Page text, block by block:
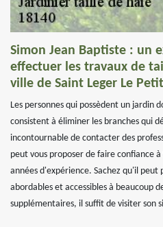
Simon Jean Baptiste : un
effectuer les travaux de
ville de Saint Leger Le
Les personnes qui possèdent un jardin
consistent à éliminer les branches qui
incontournable de contacter des
peut vous proposer de faire confiance
années d'expérience. Sachez qu'il peut
abordables et accessibles à beaucoup
supplémentaires, il suffit de visiter son